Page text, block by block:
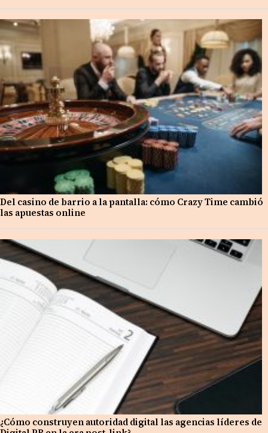
Del casino de barrio a la pantalla: cómo Crazy Time cambió
las apuestas online
¿Cómo construyen autoridad digital las agencias líderes de